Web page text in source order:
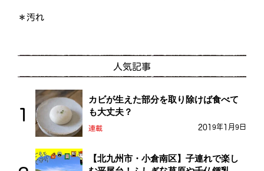
＊汚れ
人気記事
カビが生えた部分を取り除けば食べて
も大丈夫？
連載 2019年1月9日
【北九州市・小倉南区】子連れで楽し